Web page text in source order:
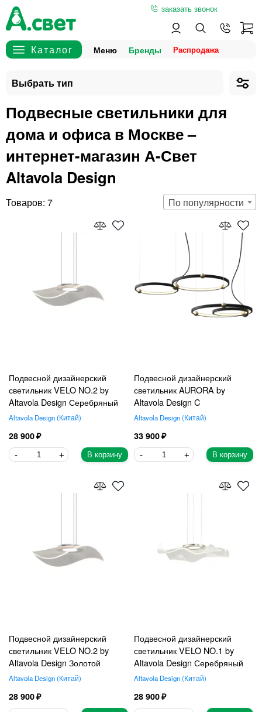
заказать звонок
Меню Бренды
Подвесные светильники для
дома и офиса в Москве –
интернет-магазин А-Свет
Altavola Design
7 По популярности
Подвесной дизайнерский
светильник VELO NO.2 by
Altavola Design Серебряный
Altavola Design Китай
28 900
В корзину
Подвесной дизайнерский
светильник AURORA by
Altavola Design C
Altavola Design Китай
33 900
В корзину
Подвесной дизайнерский
светильник VELO NO.2 by
Altavola Design Золотой
Altavola Design Китай
28 900
Подвесной дизайнерский
светильник VELO NO.1 by
Altavola Design Серебряный
Altavola Design Китай
28 900